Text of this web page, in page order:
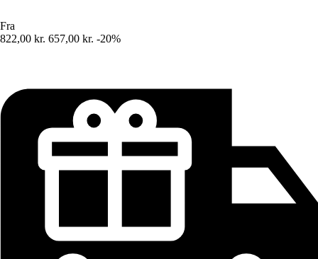
Fra
822,00 kr. 657,00 kr. -20%